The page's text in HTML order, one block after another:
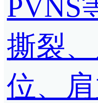
PVNS
撕裂
位、肩